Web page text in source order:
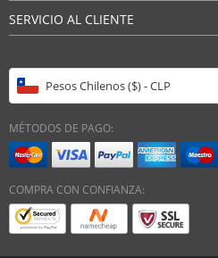
SERVICIO AL CLIENTE
Pesos Chilenos ($) - CLP
MÉTODOS DE PAGO:
COMPRA CON CONFIANZA: